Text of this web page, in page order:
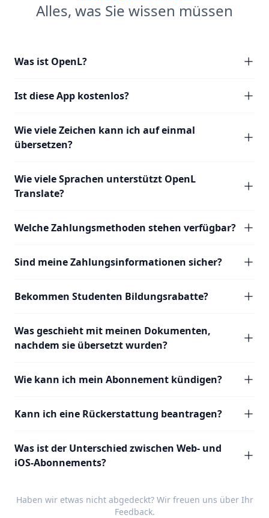
Alles, was Sie wissen müssen
Was ist OpenL?
Ist diese App kostenlos?
Wie viele Zeichen kann ich auf einmal
übersetzen?
Wie viele Sprachen unterstützt OpenL
Translate?
Welche Zahlungsmethoden stehen verfügbar?
Sind meine Zahlungsinformationen sicher?
Bekommen Studenten Bildungsrabatte?
Was geschieht mit meinen Dokumenten,
nachdem sie übersetzt wurden?
Wie kann ich mein Abonnement kündigen?
Kann ich eine Rückerstattung beantragen?
Was ist der Unterschied zwischen Web- und
iOS-Abonnements?
Haben wir etwas nicht abgedeckt? Wir freuen uns über Ihr
Feedback.